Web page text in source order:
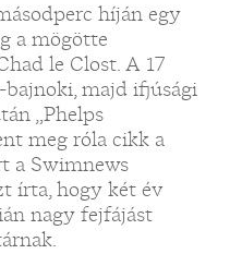
híján egy
a mögötte
le Clost. A 17
bajnoki, majd ifjúsági
„Phelps
meg róla cikk a
a Swimnews
írta, hogy két év
nagy fejfájást